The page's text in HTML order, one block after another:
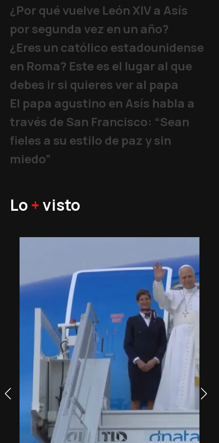
¿Por qué vuelve León XIV a Asís
por segunda vez en un año?
¿Eres un católico estadounidense
en Roma? Este es el lugar al que
debes ir si quieres ver al papa
El papa agustino en Asís habla a
través de San Francisco: “Sean
fieles a su estilo de paz y sin
miedo”
Lo +visto